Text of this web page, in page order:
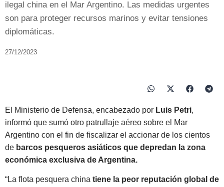
ilegal china en el Mar Argentino. Las medidas urgentes
son para proteger recursos marinos y evitar tensiones
diplomáticas.
27/12/2023
El Ministerio de Defensa, encabezado por Luis Petri,
informó que sumó otro patrullaje aéreo sobre el Mar
Argentino con el fin de fiscalizar el accionar de los cientos
de barcos pesqueros asiáticos que depredan la zona
económica exclusiva de Argentina.
“La flota pesquera china tiene la peor reputación global de